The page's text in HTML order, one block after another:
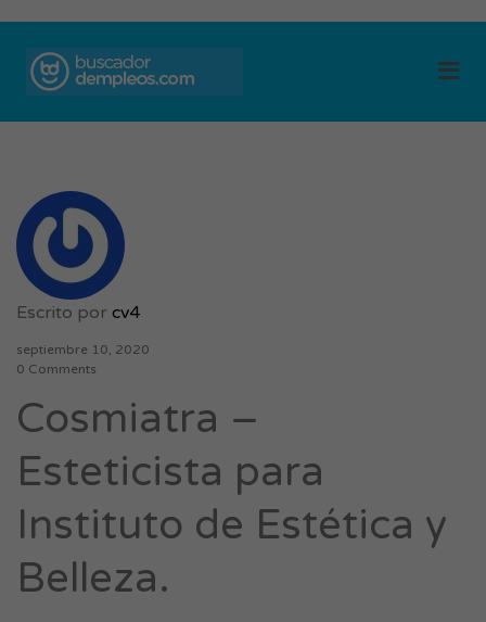
Escrito por cv4
septiembre 10, 2020
0 Comments
Cosmiatra –
Esteticista para
Instituto de Estética y
Belleza.